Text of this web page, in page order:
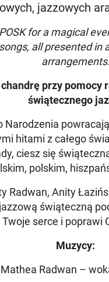
jazzowych
for a magical
all presented in
przy pomocy
świątecznego
Narodzenia
hitami z całego
ciesz się
polskim,
Radwan, Anity
świąteczną
Twoje serce i poprawi
Muzycy:
Radwan –